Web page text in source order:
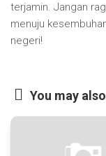
terjamin. Jangan
menuju
negeri!
You may